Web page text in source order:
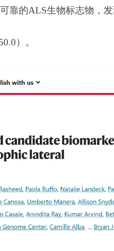
靠的ALS生物标志物，
）。